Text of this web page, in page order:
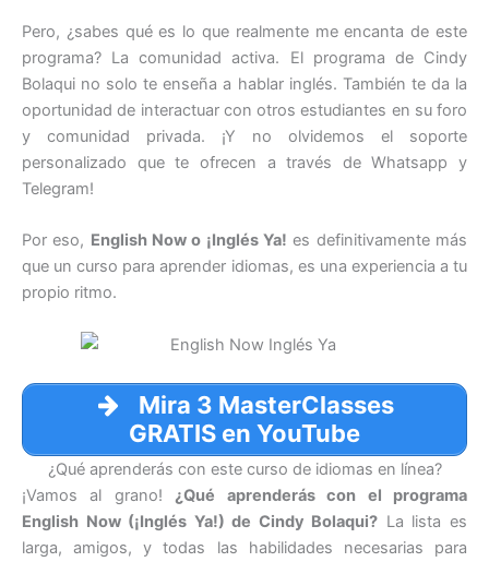
Pero, ¿sabes qué es lo que realmente me encanta de este
programa? La comunidad activa. El programa de Cindy
Bolaqui no solo te enseña a hablar inglés. También te da la
oportunidad de interactuar con otros estudiantes en su foro
y comunidad privada. ¡Y no olvidemos el soporte
personalizado que te ofrecen a través de Whatsapp y
Telegram!
Por eso, English Now o ¡Inglés Ya! es definitivamente más
que un curso para aprender idiomas, es una experiencia a tu
propio ritmo.
Mira 3 MasterClasses
GRATIS en YouTube
¿Qué aprenderás con este curso de idiomas en línea?
¡Vamos al grano! ¿Qué aprenderás con el programa
English Now (¡Inglés Ya!) de Cindy Bolaqui? La lista es
larga, amigos, y todas las habilidades necesarias para